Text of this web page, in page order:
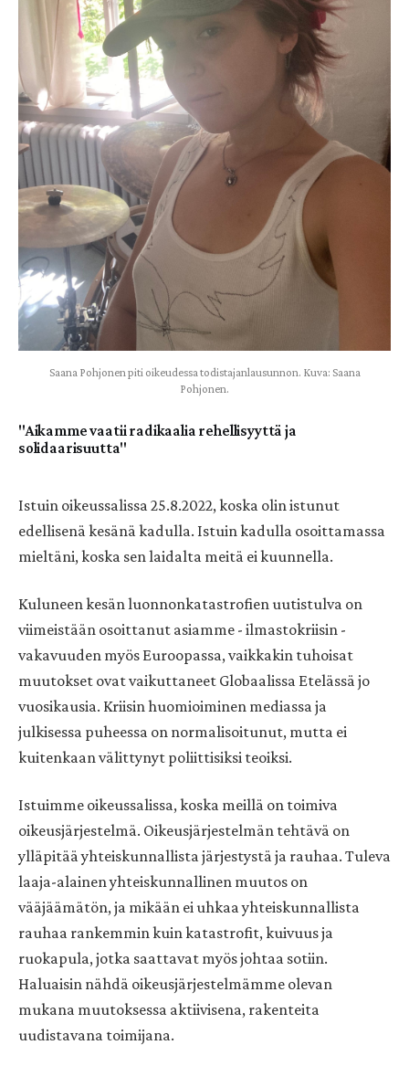
Saana Pohjonen piti oikeudessa todistajanlausunnon. Kuva: Saana
Pohjonen.
"Aikamme vaatii radikaalia rehellisyyttä ja
solidaarisuutta"
Istuin oikeussalissa 25.8.2022, koska olin istunut
edellisenä kesänä kadulla. Istuin kadulla osoittamassa
mieltäni, koska sen laidalta meitä ei kuunnella.
Kuluneen kesän luonnonkatastrofien uutistulva on
viimeistään osoittanut asiamme - ilmastokriisin -
vakavuuden myös Euroopassa, vaikkakin tuhoisat
muutokset ovat vaikuttaneet Globaalissa Etelässä jo
vuosikausia. Kriisin huomioiminen mediassa ja
julkisessa puheessa on normalisoitunut, mutta ei
kuitenkaan välittynyt poliittisiksi teoiksi.
Istuimme oikeussalissa, koska meillä on toimiva
oikeusjärjestelmä. Oikeusjärjestelmän tehtävä on
ylläpitää yhteiskunnallista järjestystä ja rauhaa. Tuleva
laaja-alainen yhteiskunnallinen muutos on
vääjäämätön, ja mikään ei uhkaa yhteiskunnallista
rauhaa rankemmin kuin katastrofit, kuivuus ja
ruokapula, jotka saattavat myös johtaa sotiin.
Haluaisin nähdä oikeusjärjestelmämme olevan
mukana muutoksessa aktiivisena, rakenteita
uudistavana toimijana.